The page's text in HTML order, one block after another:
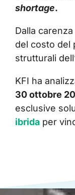
shortage.
Dalla
del costo del
strutturali
KFI ha
30 ottobre
esclusive
ibrida per